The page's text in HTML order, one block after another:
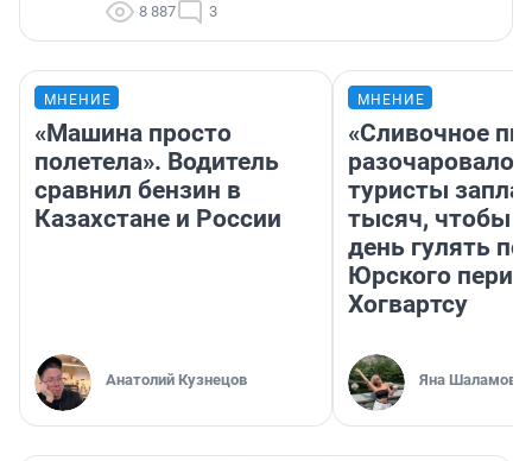
8 887 3
МНЕНИЕ
«Машина просто
полетела». Водитель
сравнил бензин в
Казахстане и России
Анатолий Кузнецов
МНЕНИЕ
«Сливочное
разочаровало»:
туристы
тысяч, чтобы
день гулять по
Юрского
Хогвартсу
Яна Шаламова